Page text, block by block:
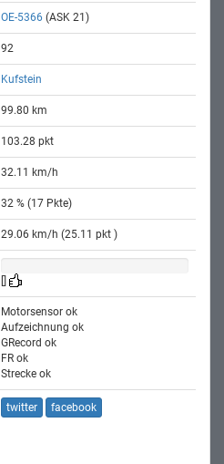
OE-5366 (ASK 21)
92
Kufstein
99.80 km
103.28 pkt
32.11 km/h
32 % (17 Pkte)
29.06 km/h (25.11 pkt )
Motorsensor ok
Aufzeichnung ok
GRecord ok
FR ok
Strecke ok
twitter facebook